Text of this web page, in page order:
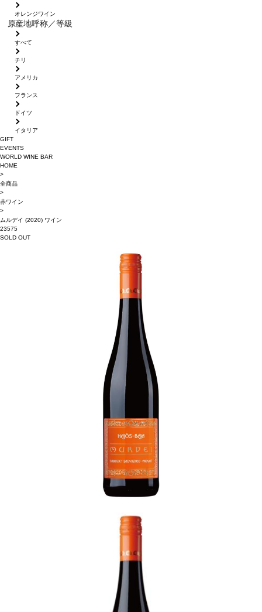
オレンジワイン
原産地呼称／等級
すべて
チリ
アメリカ
フランス
ドイツ
イタリア
GIFT
EVENTS
WORLD WINE BAR
HOME
>
全商品
>
赤ワイン
>
ムルデイ (2020) ワイン
23575
SOLD OUT